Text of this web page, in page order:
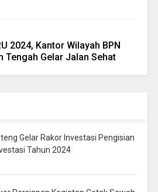
2024, Kantor Wilayah BPN
Tengah Gelar Jalan Sehat
Gelar Rakor Investasi Pengisian
Tahun 2024